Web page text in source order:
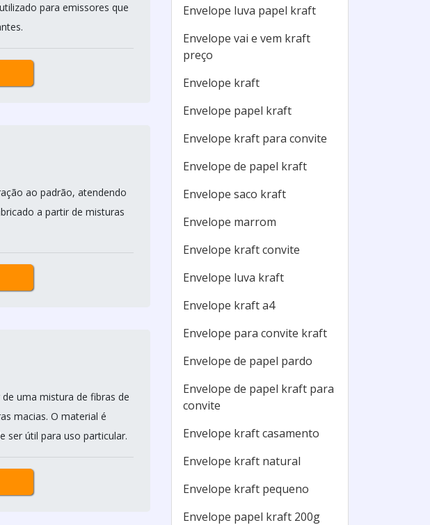
para emissores que
ao padrão, atendendo
a partir de misturas
uma mistura de fibras de
macias. O material é
ser útil para uso particular.
Envelope luva papel kraft
Envelope vai e vem kraft
preço
Envelope kraft
Envelope papel kraft
Envelope kraft para convite
Envelope de papel kraft
Envelope saco kraft
Envelope marrom
Envelope kraft convite
Envelope luva kraft
Envelope kraft a4
Envelope para convite kraft
Envelope de papel pardo
Envelope de papel kraft para
convite
Envelope kraft casamento
Envelope kraft natural
Envelope kraft pequeno
Envelope papel kraft 200g